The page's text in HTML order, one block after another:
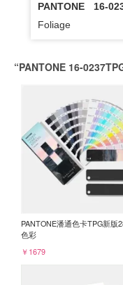
PANTONE
16-
Foliage
“PANTONE 16-
PANTONE潘通色卡TPG新版
色彩
￥1679